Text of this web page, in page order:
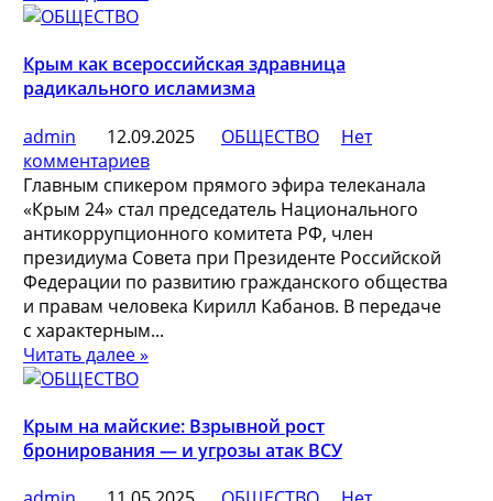
Крым как всероссийская здравница
радикального исламизма
admin
12.09.2025 ОБЩЕСТВО
Нет
комментариев
Главным спикером прямого эфира телеканала
«Крым 24» стал председатель Национального
антикоррупционного комитета РФ, член
президиума Совета при Президенте Российской
Федерации по развитию гражданского общества
и правам человека Кирилл Кабанов. В передаче
с характерным...
Читать далее »
Крым на майские: Взрывной рост
бронирования — и угрозы атак ВСУ